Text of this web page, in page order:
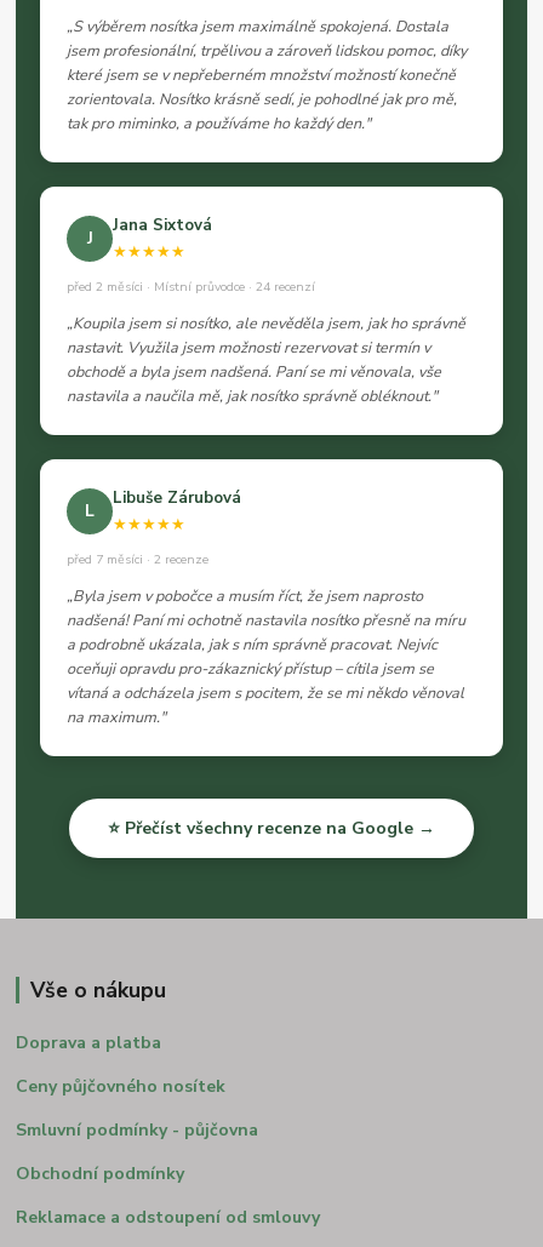
„S výběrem nosítka jsem maximálně spokojená. Dostala
jsem profesionální, trpělivou a zároveň lidskou pomoc, díky
které jsem se v nepřeberném množství možností konečně
zorientovala. Nosítko krásně sedí, je pohodlné jak pro mě,
tak pro miminko, a používáme ho každý den."
J
Jana Sixtová
★★★★★
před 2 měsíci · Místní průvodce · 24 recenzí
„Koupila jsem si nosítko, ale nevěděla jsem, jak ho správně
nastavit. Využila jsem možnosti rezervovat si termín v
obchodě a byla jsem nadšená. Paní se mi věnovala, vše
nastavila a naučila mě, jak nosítko správně obléknout."
L
Libuše Zárubová
★★★★★
před 7 měsíci · 2 recenze
„Byla jsem v pobočce a musím říct, že jsem naprosto
nadšená! Paní mi ochotně nastavila nosítko přesně na míru
a podrobně ukázala, jak s ním správně pracovat. Nejvíc
oceňuji opravdu pro-zákaznický přístup – cítila jsem se
vítaná a odcházela jsem s pocitem, že se mi někdo věnoval
na maximum."
⭐ Přečíst všechny recenze na Google →
Vše o nákupu
Doprava a platba
Ceny půjčovného nosítek
Smluvní podmínky - půjčovna
Obchodní podmínky
Reklamace a odstoupení od smlouvy